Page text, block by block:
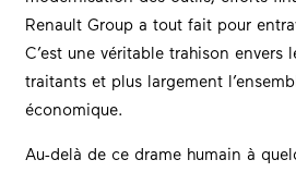
Renault Group a tout fait pour
C’est une véritable trahison envers
traitants et plus largement
économique.
Au-delà de ce drame humain à